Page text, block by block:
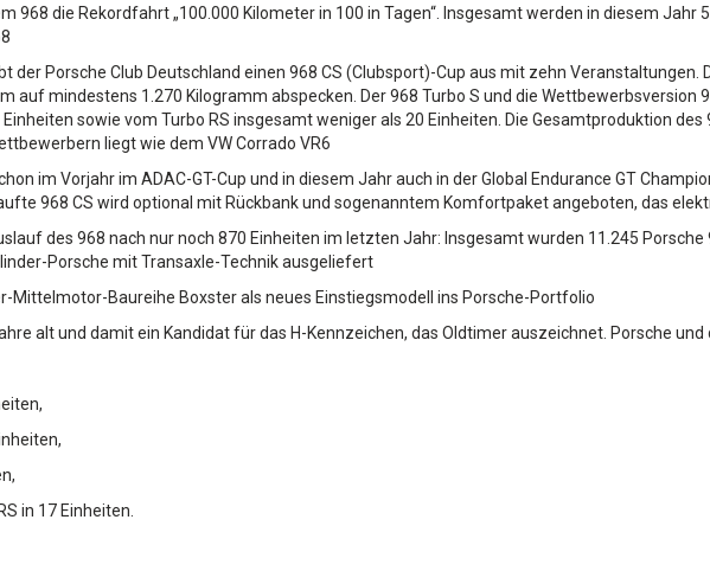
968 die Rekordfahrt „100.000 Kilometer in 100 in Tagen“. Insgesamt werden in diesem Jahr
der Porsche Club Deutschland einen 968 CS (Clubsport)-Cup aus mit zehn
auf mindestens 1.270 Kilogramm abspecken. Der 968 Turbo S und die
sowie vom Turbo RS insgesamt weniger als 20 Einheiten. Die Gesamtproduktion
liegt wie dem VW Corrado VR6
im Vorjahr im ADAC-GT-Cup und in diesem Jahr auch in der Global Endurance GT
968 CS wird optional mit Rückbank und sogenanntem Komfortpaket angeboten, das
des 968 nach nur noch 870 Einheiten im letzten Jahr: Insgesamt wurden 11.245
Porsche mit Transaxle-Technik ausgeliefert
Mittelmotor-Baureihe Boxster als neues Einstiegsmodell ins Porsche-Portfolio
alt und damit ein Kandidat für das H-Kennzeichen, das Oldtimer auszeichnet. Porsche
in 17 Einheiten.